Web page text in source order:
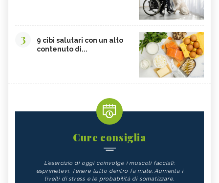
3
9 cibi salutari con un alto
contenuto di...
Cure consiglia
L'esercizio di oggi coinvolge i muscoli facciali:
esprimetevi. Tenere tutto dentro fa male. Aumenta i
livelli di stress e le probabilità di somatizzare,